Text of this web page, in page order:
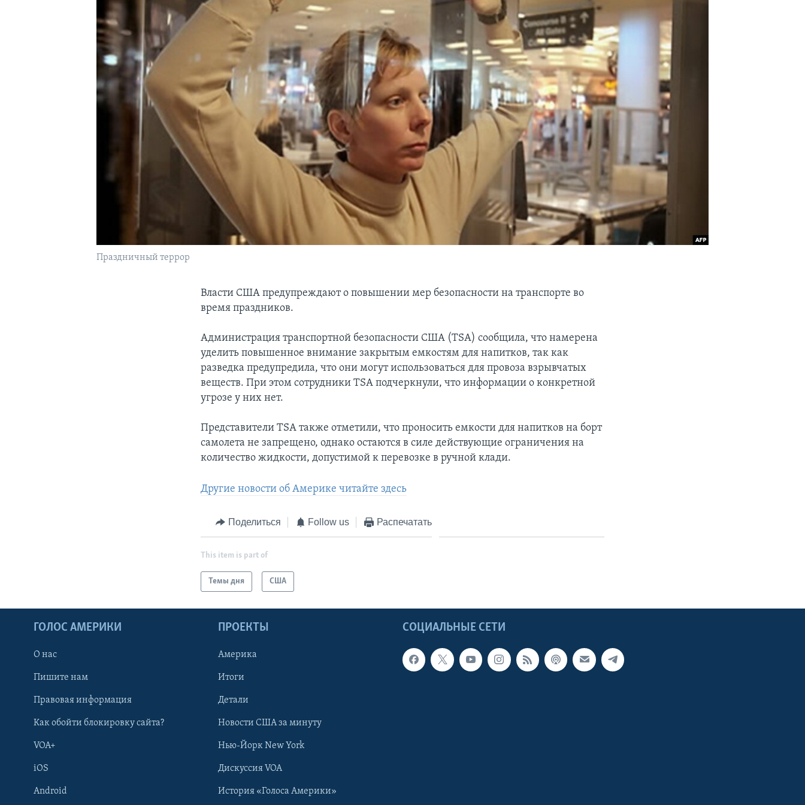
Праздничный террор
Власти США предупреждают о повышении мер безопасности на транспорте во
время праздников.
Администрация транспортной безопасности США (TSA) сообщила, что намерена
уделить повышенное внимание закрытым емкостям для напитков, так как
разведка предупредила, что они могут использоваться для провоза взрывчатых
веществ. При этом сотрудники TSA подчеркнули, что информации о конкретной
угрозе у них нет.
Представители TSA также отметили, что проносить емкости для напитков на борт
самолета не запрещено, однако остаются в силе действующие ограничения на
количество жидкости, допустимой к перевозке в ручной клади.
Другие новости об Америке читайте здесь
Поделиться Follow us Распечатать
This item is part of
Темы дня США
СОЦИАЛЬНЫЕ СЕТИ
ГОЛОС АМЕРИКИ
О нас
Пишите нам
Правовая информация
Как обойти блокировку сайта?
VOA+
iOS
Android
ПРОЕКТЫ
Америка
Итоги
Детали
Новости США за минуту
Нью-Йорк New York
Дискуссия VOA
История «Голоса Америки»